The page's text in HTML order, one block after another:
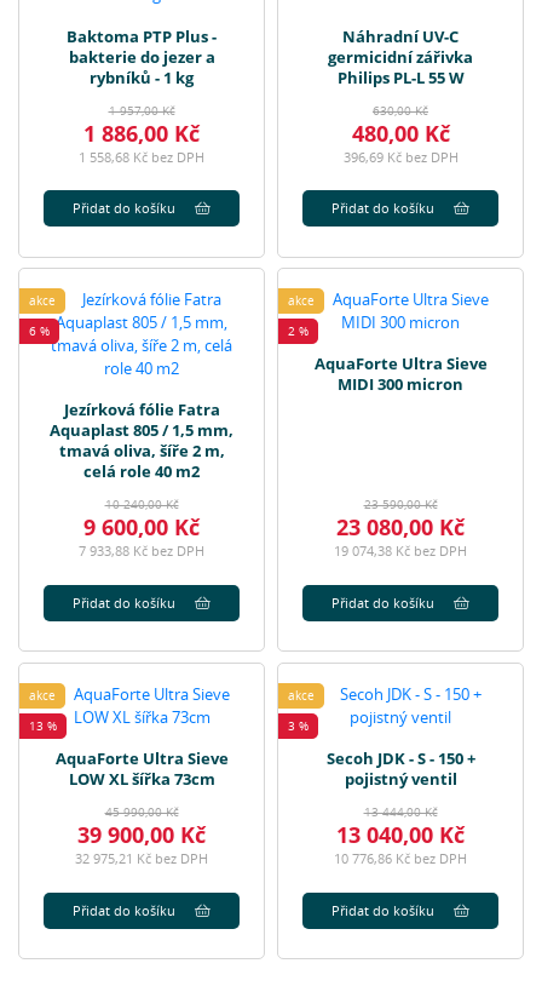
Baktoma PTP Plus -
bakterie do jezer a
rybníků - 1 kg
1 957,00 Kč
1 886,00 Kč
1 558,68 Kč bez DPH
Přidat do košíku
Náhradní UV-C
germicidní zářivka
Philips PL-L 55 W
630,00 Kč
480,00 Kč
396,69 Kč bez DPH
Přidat do košíku
akce
6 %
Jezírková fólie Fatra
Aquaplast 805 / 1,5 mm,
tmavá oliva, šíře 2 m,
celá role 40 m2
10 240,00 Kč
9 600,00 Kč
7 933,88 Kč bez DPH
Přidat do košíku
akce
2 %
AquaForte Ultra Sieve
MIDI 300 micron
23 590,00 Kč
23 080,00 Kč
19 074,38 Kč bez DPH
Přidat do košíku
akce
13 %
AquaForte Ultra Sieve
LOW XL šířka 73cm
45 990,00 Kč
39 900,00 Kč
32 975,21 Kč bez DPH
Přidat do košíku
akce
3 %
Secoh JDK - S - 150 +
pojistný ventil
13 444,00 Kč
13 040,00 Kč
10 776,86 Kč bez DPH
Přidat do košíku